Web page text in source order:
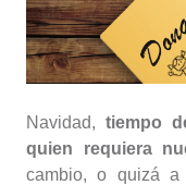
Navidad, tiempo
quien requiera
cambio, o quizá